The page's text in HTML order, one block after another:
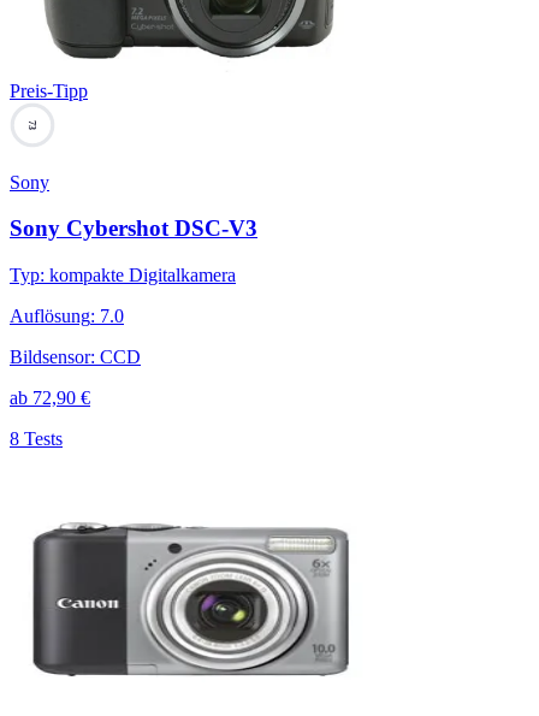
Preis-Tipp
73
Sony
Sony Cybershot DSC-V3
Typ: kompakte Digitalkamera
Auflösung: 7.0
Bildsensor: CCD
ab 72,90 €
8 Tests